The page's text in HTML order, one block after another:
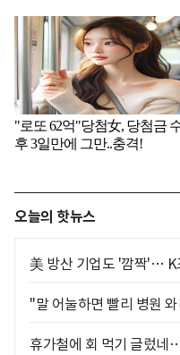
오늘의 핫뉴스
美 방산 기업도 '깜짝'… K
"말 어눌하면 빨리 병원
휴가철에 회 먹기 글렀네